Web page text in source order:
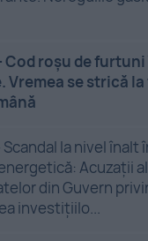
Cod roșu de furtuni
Vremea se strică
Scandal la nivel înalt
Acuzații
din Guvern
investițiilo...